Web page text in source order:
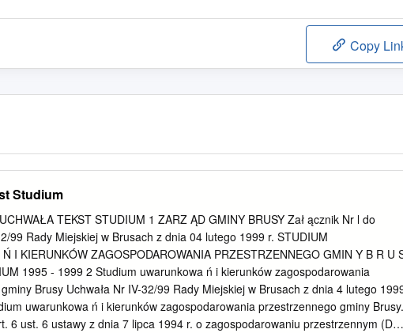
Copy
Studium
TEKST STUDIUM 1 ZARZ ĄD GMINY BRUSY Zał ącznik Nr l do
99 Rady Miejskiej w Brusach z dnia 04 lutego 1999 r. STUDIUM
Ń I KIERUNKÓW ZAGOSPODAROWANIA PRZESTRZENNEGO GMIN Y B R U
1995 - 1999 2 Studium uwarunkowa ń i kierunków zagospodarowania
Brusy Uchwała Nr IV-32/99 Rady Miejskiej w Brusach z dnia 4 lutego
uwarunkowa ń i kierunków zagospodarowania przestrzennego gminy Brusy.
6 ust. 6 ustawy z dnia 7 lipca 1994 r. o zagospodarowaniu przestrzennym (Dz.